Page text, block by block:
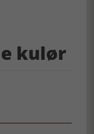
kulør